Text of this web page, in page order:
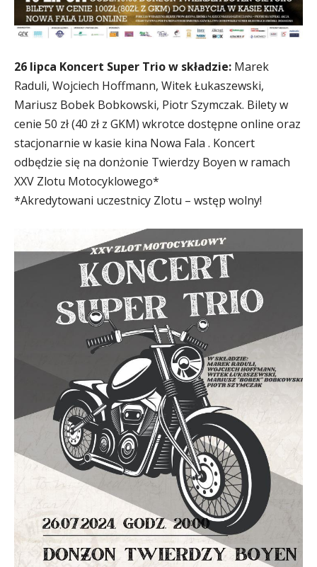
26 lipca Koncert Super Trio w składzie: Marek
Raduli, Wojciech Hoffmann, Witek Łukaszewski,
Mariusz Bobek Bobkowski, Piotr Szymczak. Bilety w
cenie 50 zł (40 zł z GKM) wkrotce dostępne online oraz
stacjonarnie w kasie kina Nowa Fala . Koncert
odbędzie się na donżonie Twierdzy Boyen w ramach
XXV Zlotu Motocyklowego*
*Akredytowani uczestnicy Zlotu – wstęp wolny!